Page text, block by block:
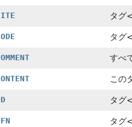
タグ
タグ
すべ
この
タグ
タグ